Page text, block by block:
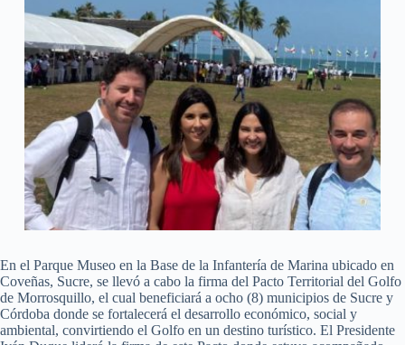
En el Parque Museo en la Base de la Infantería de Marina ubicado en
Coveñas, Sucre, se llevó a cabo la firma del Pacto Territorial del Golfo
de Morrosquillo, el cual beneficiará a ocho (8) municipios de Sucre y
Córdoba donde se fortalecerá el desarrollo económico, social y
ambiental, convirtiendo el Golfo en un destino turístico. El Presidente